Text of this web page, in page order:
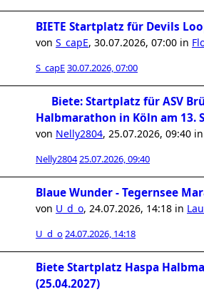
BIETE Startplatz für Devils
von S_capE, 30.07.2026, 07:00 in
S_capE30.07.2026, 07:00
Biete: Startplatz für ASV
Halbmarathon in Köln am 13.
von Nelly2804, 25.07.2026, 09:40 in
Nelly280425.07.2026, 09:40
Blaue Wunder - Tegernsee
von U_d_o, 24.07.2026, 14:18 in
U_d_o24.07.2026, 14:18
Biete Startplatz Haspa
(25.04.2027)